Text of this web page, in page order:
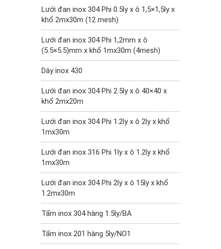
Lưới đan inox 304 Phi 0.5ly x ô 1,5×1,5ly x
khổ 2mx30m (12 mesh)
Lưới đan inox 304 Phi 1,2mm x ô
(5.5×5.5)mm x khổ 1mx30m (4mesh)
Dây inox 430
Lưới đan inox 304 Phi 2.5ly x ô 40×40 x
khổ 2mx20m
Lưới đan inox 304 Phi 1.2ly x ô 2ly x khổ
1mx30m
Lưới đan inox 316 Phi 1ly x ô 1.2ly x khổ
1mx30m
Lưới đan inox 304 Phi 2ly x ô 15ly x khổ
1.2mx30m
Tấm inox 304 hàng 1.5ly/BA
Tấm inox 201 hàng 5ly/NO1